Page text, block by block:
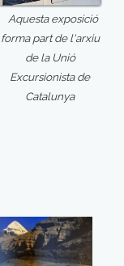
Aquesta exposició
forma part de l'arxiu
de la Unió
Excursionista de
Catalunya